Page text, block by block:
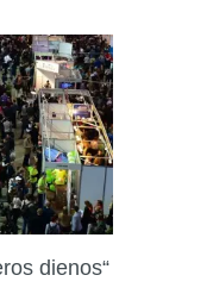
dienos“